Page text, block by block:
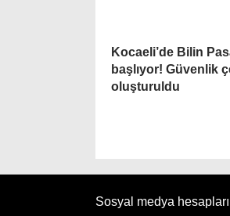
Kocaeli’de Bilin
başlıyor! Güvenlik
oluşturuldu
Sosyal medya